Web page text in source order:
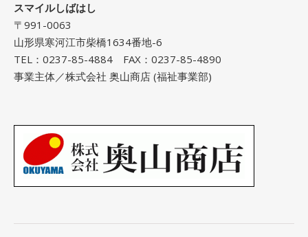
スマイルしばはし
〒991-0063
山形県寒河江市柴橋1634番地-6
TEL：0237-85-4884 FAX：0237-85-4890
事業主体／株式会社 奥山商店 (福祉事業部)